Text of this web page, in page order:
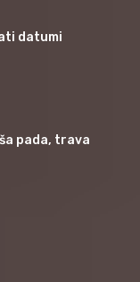
datumi
pada, trava